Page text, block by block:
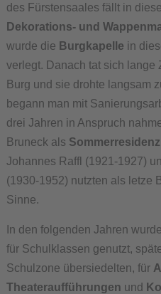
des Fürstensaales fällt in
Dekorations- und
wurde die Burgkapelle in
verlegt. Danach tat sich lange
Burg und sie drohte langsam
begann man mit
drei Jahren in Anspruch
Bruneck als
Johannes Raffl (1921-1927)
(1930-1952) nutzten als letze
Sinne.
In den folgenden Jahren
für Schulklassen genutzt,
Schulzone übersiedelten, für
Theateraufführungen und